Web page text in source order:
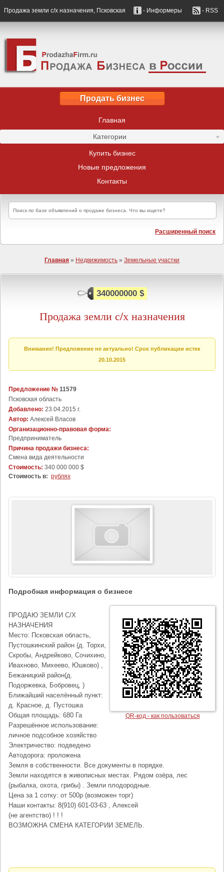
Продажа земли с/х назначения, Псковская - Информеры - RSS
Продать бизнес
Главная
Категории
Купить бизнес
Новые предложения
Контакты
Расширенный поиск
Главная » Недвижимость » Земельные участки
340000000 $
Продажа земли с/х назначения
Внимание! Предложение не актуально! Срок публикации истек
20.10.2015
Предложение № 11579
Псковская область
Добавлено: 23.04.2015 г.
Автор: Алексей Власов
Организационно-правовая форма:
Предприниматель
Причина продажи бизнеса:
Cмена вида деятельности
Стоимость: 340 000 000 $
Стоимость в: рублях
Подробная информация о бизнесе
QR-код - как пользоваться
ПРОДАЮ ЗЕМЛИ С/Х
НАЗНАЧЕНИЯ
Место: Псковская область,
Пустошкинский район (д. Торхи,
Скробы, Андрейково, Сочихино,
Ивахново, Михеево, Юшково) ,
Бежаницкий район(д.
Подоржевка, Бобровец, )
Ближайший населённый пункт:
д. Красное, д. Пустошка
Общая площадь: 680 Га
Разрешённое использование:
личное подсобное хозяйство
Электричество: подведено
Автодорога: проложена
Земля в собственности. Все документы в порядке.
Земли находятся в живописных местах. Рядом озёра, лес
(рыбалка, охота, грибы) . Земли плодородные.
Цена за 1 сотку: от 500р (возможен торг)
Наши контакты: 8(910) 601-03-63 , Алексей
(не агентство) ! ! !
ВОЗМОЖНА СМЕНА КАТЕГОРИИ ЗЕМЕЛЬ.